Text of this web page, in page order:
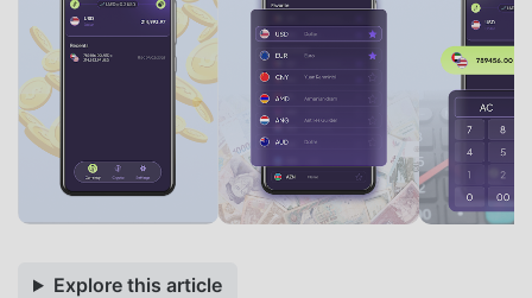
Explore this article